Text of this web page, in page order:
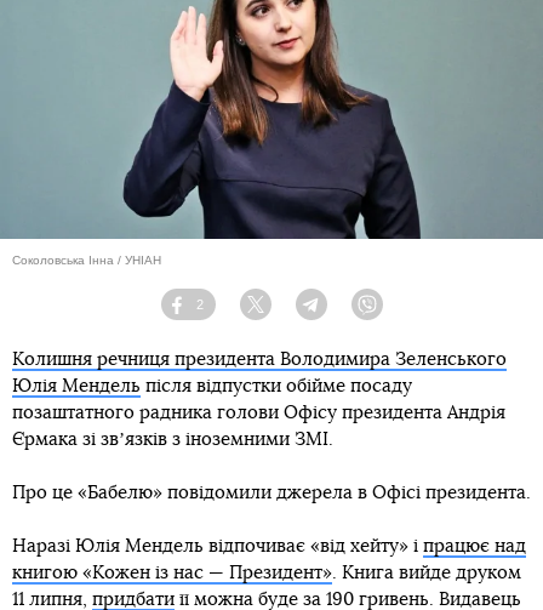
Соколовська Інна / УНІАН
Facebook
2
Twitter TelegramViber
Колишня речниця президента Володимира Зеленського
Юлія Мендель після відпустки обійме посаду
позаштатного радника голови Офісу президента Андрія
Єрмака зі звʼязків з іноземними ЗМІ.
Про це «Бабелю» повідомили джерела в Офісі президента.
Наразі Юлія Мендель відпочиває «від хейту» і працює над
книгою «Кожен із нас — Президент». Книга вийде друком
11 липня, придбати її можна буде за 190 гривень. Видавець